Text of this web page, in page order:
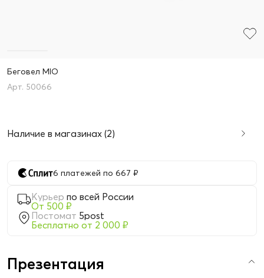
Беговел MIO
50066
Наличие в магазинах (2)
6 платежей по 667 ₽
Курьер по всей России
От 500 ₽
Постомат 5post
Бесплатно от 2 000 ₽
Презентация